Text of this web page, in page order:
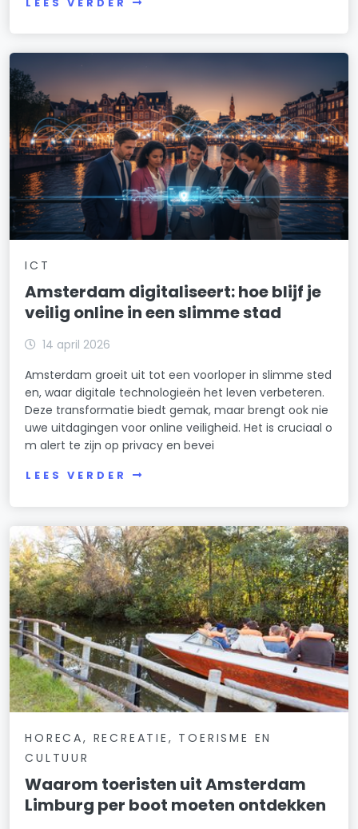
ICT
Amsterdam digitaliseert: hoe blijf je
veilig online in een slimme stad
14 april 2026
Amsterdam groeit uit tot een voorloper in slimme sted
en, waar digitale technologieën het leven verbeteren.
Deze transformatie biedt gemak, maar brengt ook nie
uwe uitdagingen voor online veiligheid. Het is cruciaal o
m alert te zijn op privacy en bevei
LEES VERDER
HORECA, RECREATIE, TOERISME EN
CULTUUR
Waarom toeristen uit Amsterdam
Limburg per boot moeten ontdekken